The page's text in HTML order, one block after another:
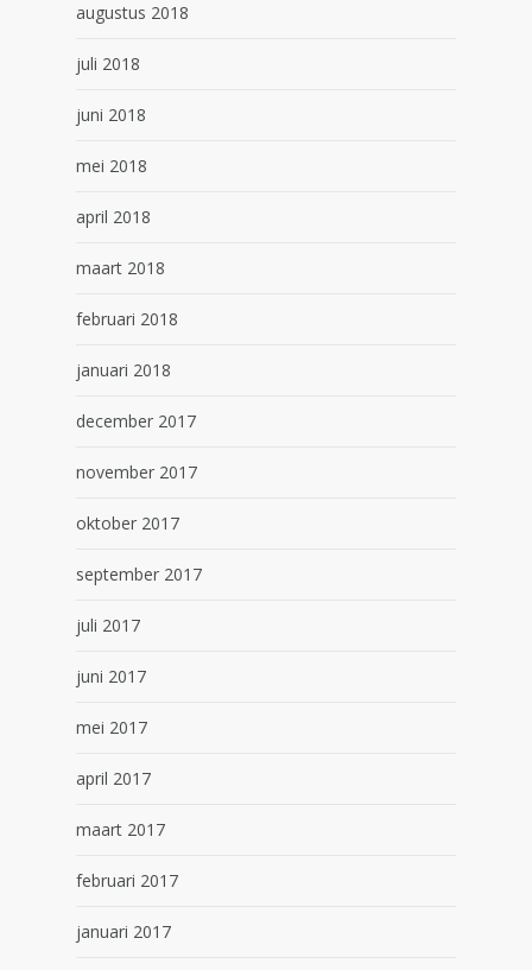
augustus 2018
juli 2018
juni 2018
mei 2018
april 2018
maart 2018
februari 2018
januari 2018
december 2017
november 2017
oktober 2017
september 2017
juli 2017
juni 2017
mei 2017
april 2017
maart 2017
februari 2017
januari 2017